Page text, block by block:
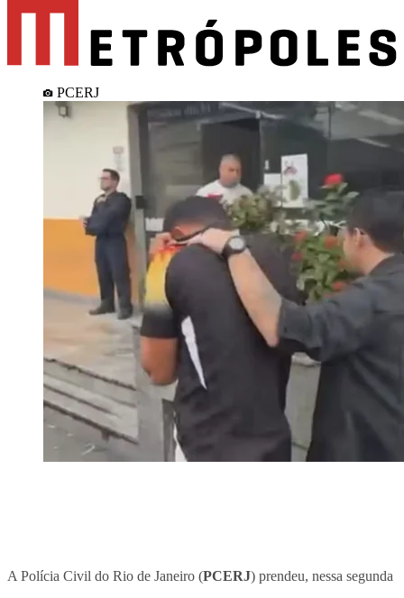
PCERJ
A Polícia Civil do Rio de Janeiro (PCERJ) prendeu, nessa segunda